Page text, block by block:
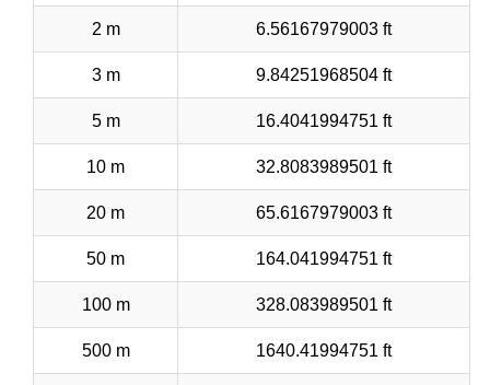
2 m 6.56167979003 ft
3 m 9.84251968504 ft
5 m 16.4041994751 ft
10 m 32.8083989501 ft
20 m 65.6167979003 ft
50 m 164.041994751 ft
100 m 328.083989501 ft
500 m 1640.41994751 ft